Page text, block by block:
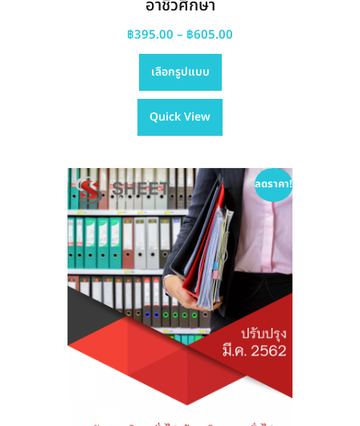
อาชีวศึกษา
฿395.00 – ฿605.00
เลือกรูปแบบ
This
has
variants.
options
may
be
chosen
on
the
product
page
Quick View
ลดราคา!